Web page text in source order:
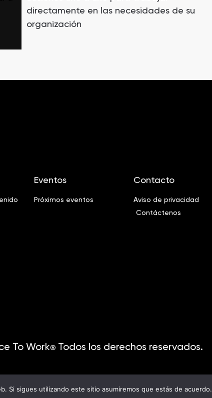
directamente en las necesidades de su
organización
Eventos
Próximos eventos
Contacto
Aviso de privacidad
Contáctenos
To Work®Todos los derechos reservados.
Si sigues utilizando este sitio asumiremos que estás de acuerdo.